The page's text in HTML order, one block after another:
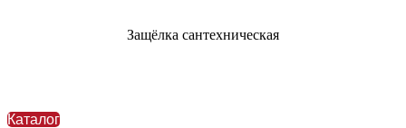
Защёлка сантехническая
Каталог